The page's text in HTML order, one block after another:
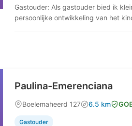
Gastouder: Als gastouder bied ik
persoonlijke ontwikkeling van het
Paulina-Emerenciana
Boelemaheerd 127 6.5 km
Gastouder